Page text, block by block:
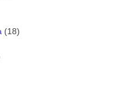
(18)